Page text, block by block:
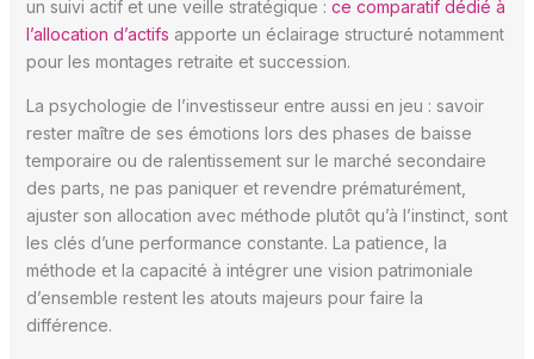
un suivi actif et une veille stratégique : ce comparatif dédié à
l’allocation d’actifs apporte un éclairage structuré notamment
pour les montages retraite et succession.
La psychologie de l’investisseur entre aussi en jeu : savoir
rester maître de ses émotions lors des phases de baisse
temporaire ou de ralentissement sur le marché secondaire
des parts, ne pas paniquer et revendre prématurément,
ajuster son allocation avec méthode plutôt qu’à l’instinct, sont
les clés d’une performance constante. La patience, la
méthode et la capacité à intégrer une vision patrimoniale
d’ensemble restent les atouts majeurs pour faire la
différence.